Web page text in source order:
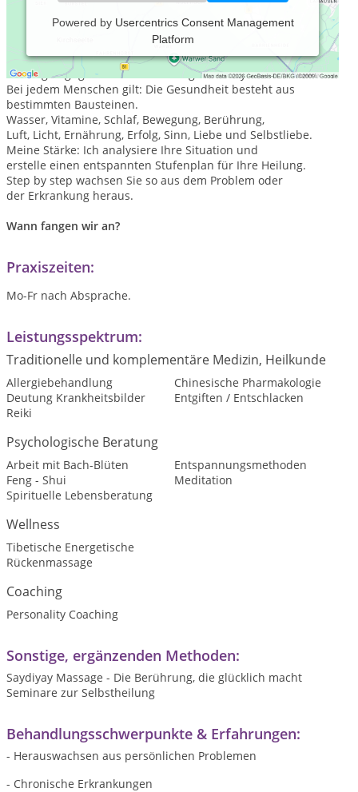
Powered by Usercentrics Consent Management
Platform
Herzlich willkommen bei Dan Mor (Hp)
Heilung folgt ganz bestimmten Regeln & Rhythmen.
Bei jedem Menschen gilt: Die Gesundheit besteht aus
bestimmten Bausteinen.
Wasser, Vitamine, Schlaf, Bewegung, Berührung,
Luft, Licht, Ernährung, Erfolg, Sinn, Liebe und Selbstliebe.
Meine Stärke: Ich analysiere Ihre Situation und
erstelle einen entspannten Stufenplan für Ihre Heilung.
Step by step wachsen Sie so aus dem Problem oder
der Erkrankung heraus.
Wann fangen wir an?
Praxiszeiten:
Mo-Fr nach Absprache.
Leistungsspektrum:
Traditionelle und komplementäre Medizin, Heilkunde
Allergiebehandlung
Chinesische Pharmakologie
Deutung Krankheitsbilder
Entgiften / Entschlacken
Reiki
Psychologische Beratung
Arbeit mit Bach-Blüten
Entspannungsmethoden
Feng - Shui
Meditation
Spirituelle Lebensberatung
Wellness
Tibetische Energetische
Rückenmassage
Coaching
Personality Coaching
Sonstige, ergänzenden Methoden:
Saydiyay Massage - Die Berührung, die glücklich macht
Seminare zur Selbstheilung
Behandlungsschwerpunkte & Erfahrungen:
- Herauswachsen aus persönlichen Problemen
- Chronische Erkrankungen